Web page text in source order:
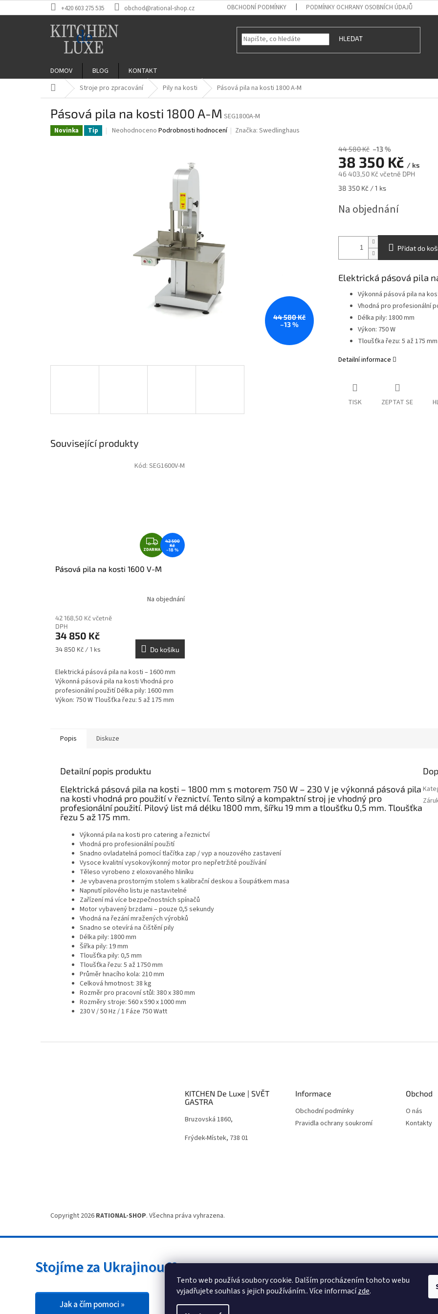
Tento web používá soubory cookie. Dalším procházením tohoto webu
vyjadřujete souhlas s jejich používáním.. Více informacízde.
na
+420 603 275 535 obchod@rational-shop.cz OBCHODNÍ PODMÍNKY PODMÍNKY OCHRANY OSOBNÍCH ÚDAJŮ
HLEDAT
DOMOV BLOG
KONTAKT
Domů Stroje pro zpracování Pily na kosti Pásová pila na kosti 1800 A-M
Pásová pila na kosti 1800 A-M SEG1800A-M
Novinka Tip
Průměrné
Neohodnoceno Podrobnosti hodnocení Značka:Swedlinghaus
44 580 Kč
–13 %
44 580 Kč –13 %
38 350 Kč / ks
46 403,50 Kč včetně DPH
Měrná
38 350 Kč / 1 ks
Na objednání
Přidat do
Elektrická pásová pila
Výkonná pásová pila na
Vhodná pro profesionální
Délka pily: 1800 mm
Výkon: 750 W
Tloušťka řezu: 5 až 175 mm
Detailní informace
TISK ZEPTAT SE
Související produkty
Z
D
A
R
A
ZDARMA
42 500
Kč
–18 %
Pásová pila na kosti 1600 V-M
Na objednání
42 168,50 Kč včetně
DPH
34 850 Kč
Měrná
34 850 Kč / 1 ks Do košíku
Elektrická pásová pila na kosti – 1600 mm
Výkonná pásová pila na kosti Vhodná pro
profesionální použití Délka pily: 1600 mm
Výkon: 750 W Tloušťka řezu: 5 až 175 mm
Kód: SEG1600V-M
Popis Diskuze
Detailní popis produktu
Elektrická pásová pila na kosti – 1800 mm s motorem 750 W – 230 V je výkonná pásová pila
na kosti vhodná pro použití v řeznictví. Tento silný a kompaktní stroj je vhodný pro
profesionální použití. Pilový list má délku 1800 mm, šířku 19 mm a tloušťku 0,5 mm. Tloušťka
řezu 5 až 175 mm.
Výkonná pila na kosti pro catering a řeznictví
Vhodná pro profesionální použití
Snadno ovladatelná pomocí tlačítka zap / vyp a nouzového zastavení
Vysoce kvalitní vysokovýkonný motor pro nepřetržité používání
Těleso vyrobeno z eloxovaného hliníku
Je vybavena prostorným stolem s kalibrační deskou a šoupátkem masa
Napnutí pilového listu je nastavitelné
Zařízení má více bezpečnostních spínačů
Motor vybavený brzdami – pouze 0,5 sekundy
Vhodná na řezání mražených výrobků
Snadno se otevírá na čištění pily
Délka pily: 1800 mm
Šířka pily: 19 mm
Tloušťka pily: 0,5 mm
Tloušťka řezu: 5 až 1750 mm
Průměr hnacího kola: 210 mm
Celková hmotnost: 38 kg
Rozměr pro pracovní stůl: 380 x 380 mm
Rozměry stroje: 560 x 590 x 1000 mm
230 V / 50 Hz / 1 Fáze 750 Watt
KITCHEN De Luxe | SVĚT
GASTRA
Bruzovská 1860,
Frýdek-Místek, 738 01
Informace
Obchodní podmínky
Pravidla ochrany soukromí
Obchod
O nás
Kontakty
Copyright 2026 RATIONAL-SHOP. Všechna práva vyhrazena.
Stojíme za Ukrajinou ❤️
Jak a čím pomoci »